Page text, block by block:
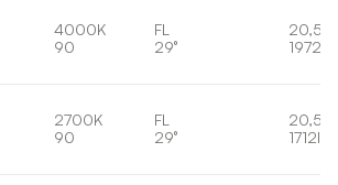
4000K
90
FL
29°
20,5W
1972lm
2700K
90
FL
29°
20,5W
1712lm